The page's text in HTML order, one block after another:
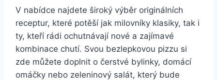
V nabídce najdete široký výběr originálních
receptur, které potěší jak milovníky klasiky, tak i
ty, kteří rádi ochutnávají nové a zajímavé
kombinace chutí. Svou bezlepkovou pizzu si
zde můžete doplnit o čerstvé bylinky, domácí
omáčky nebo zeleninový salát, který bude